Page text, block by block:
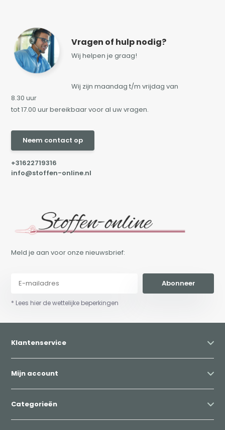
Vragen of hulp nodig?
Wij helpen je graag!
Wij zijn maandag t/m vrijdag van
8.30 uur
tot 17.00 uur bereikbaar voor al uw vragen.
Neem contact op
+31622719316
info@stoffen-online.nl
Meld je aan voor onze nieuwsbrief:
Abonneer
* Lees hier de wettelijke beperkingen
Klantenservice
Mijn account
Categorieën